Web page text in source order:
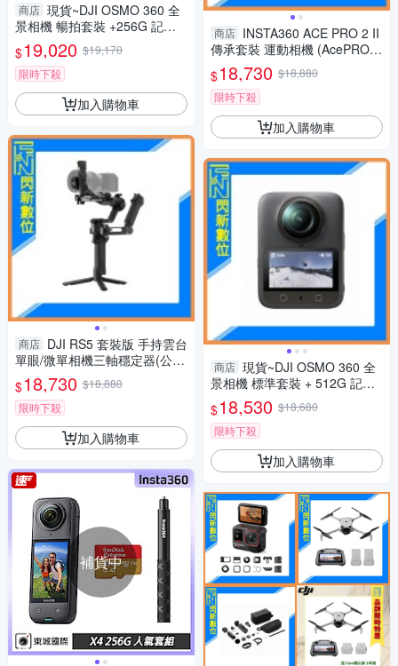
商店 現貨~DJI OSMO 360 全
景相機 暢拍套裝 +256G 記憶
卡 (公司貨) 一英寸 CMOS 8k5
0fps
$19,020 $19,170
限時下殺
加入購物車
商店 DJI RS5 套裝版 手持雲台
單眼/微單相機三軸穩定器(公司
貨)含智慧追蹤模組
$18,730 $18,880
限時下殺
加入購物車
補貨中
商店 INSTA360 ACE PRO 2 II
傳承套裝 運動相機 (AcePRO2,
公司貨)
$18,730 $18,880
限時下殺
加入購物車
商店 現貨~DJI OSMO 360 全
景相機 標準套裝 + 512G 記憶
卡 +CARE 一年版 (公司貨) 一
英寸 CMOS 8k50fps
$18,530 $18,680
限時下殺
加入購物車